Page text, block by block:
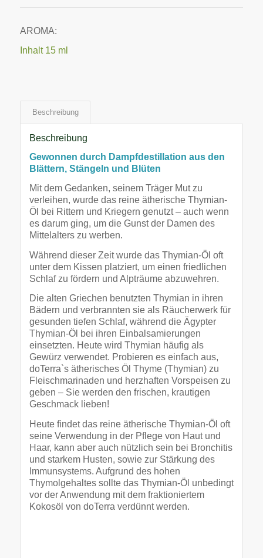
AROMA:
Inhalt 15 ml
Beschreibung
Beschreibung
Gewonnen durch Dampfdestillation aus den
Blättern, Stängeln und Blüten
Mit dem Gedanken, seinem Träger Mut zu
verleihen, wurde das reine ätherische Thymian-
Öl bei Rittern und Kriegern genutzt – auch wenn
es darum ging, um die Gunst der Damen des
Mittelalters zu werben.
Während dieser Zeit wurde das Thymian-Öl oft
unter dem Kissen platziert, um einen friedlichen
Schlaf zu fördern und Alpträume abzuwehren.
Die alten Griechen benutzten Thymian in ihren
Bädern und verbrannten sie als Räucherwerk für
gesunden tiefen Schlaf, während die Ägypter
Thymian-Öl bei ihren Einbalsamierungen
einsetzten. Heute wird Thymian häufig als
Gewürz verwendet. Probieren es einfach aus,
doTerra`s ätherisches Öl Thyme (Thymian) zu
Fleischmarinaden und herzhaften Vorspeisen zu
geben – Sie werden den frischen, krautigen
Geschmack lieben!
Heute findet das reine ätherische Thymian-Öl oft
seine Verwendung in der Pflege von Haut und
Haar, kann aber auch nützlich sein bei Bronchitis
und starkem Husten, sowie zur Stärkung des
Immunsystems. Aufgrund des hohen
Thymolgehaltes sollte das Thymian-Öl unbedingt
vor der Anwendung mit dem fraktioniertem
Kokosöl von doTerra verdünnt werden.